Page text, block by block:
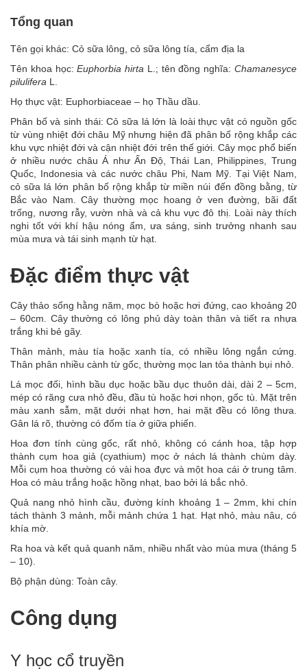
Tổng quan
Tên gọi khác: Cỏ sữa lông, cỏ sữa lông tía, cẩm địa la
Tên khoa học:Euphorbia hirta L.; tên đồng nghĩa:Chamanesyce
pilulifera L.
Họ thực vật: Euphorbiaceae – họ Thầu dầu.
Phân bố và sinh thái: Cỏ sữa lá lớn là loài thực vật có nguồn gốc
từ vùng nhiệt đới châu Mỹ nhưng hiện đã phân bố rộng khắp các
khu vực nhiệt đới và cận nhiệt đới trên thế giới. Cây mọc phổ biến
ở nhiều nước châu Á như Ấn Độ, Thái Lan, Philippines, Trung
Quốc, Indonesia và các nước châu Phi, Nam Mỹ. Tại Việt Nam,
cỏ sữa lá lớn phân bố rộng khắp từ miền núi đến đồng bằng, từ
Bắc vào Nam. Cây thường mọc hoang ở ven đường, bãi đất
trống, nương rẫy, vườn nhà và cả khu vực đô thị. Loài này thích
nghi tốt với khí hậu nóng ẩm, ưa sáng, sinh trưởng nhanh sau
mùa mưa và tái sinh mạnh từ hạt.
Đặc điểm thực vật
Cây thảo sống hằng năm, mọc bò hoặc hơi đứng, cao khoảng 20
– 60cm. Cây thường có lông phủ dày toàn thân và tiết ra nhựa
trắng khi bẻ gãy.
Thân mảnh, màu tía hoặc xanh tía, có nhiều lông ngắn cứng.
Thân phân nhiều cành từ gốc, thường mọc lan tỏa thành bụi nhỏ.
Lá mọc đối, hình bầu dục hoặc bầu dục thuôn dài, dài 2 – 5cm,
mép có răng cưa nhỏ đều, đầu tù hoặc hơi nhọn, gốc tù. Mặt trên
màu xanh sẫm, mặt dưới nhạt hơn, hai mặt đều có lông thưa.
Gân lá rõ, thường có đốm tía ở giữa phiến.
Hoa đơn tính cùng gốc, rất nhỏ, không có cánh hoa, tập hợp
thành cụm hoa giả (cyathium) mọc ở nách lá thành chùm dày.
Mỗi cụm hoa thường có vài hoa đực và một hoa cái ở trung tâm.
Hoa có màu trắng hoặc hồng nhạt, bao bởi lá bắc nhỏ.
Quả nang nhỏ hình cầu, đường kính khoảng 1 – 2mm, khi chín
tách thành 3 mảnh, mỗi mảnh chứa 1 hạt. Hạt nhỏ, màu nâu, có
khía mờ.
Ra hoa và kết quả quanh năm, nhiều nhất vào mùa mưa (tháng 5
– 10).
Bộ phận dùng: Toàn cây.
Công dụng
Y học cổ truyền